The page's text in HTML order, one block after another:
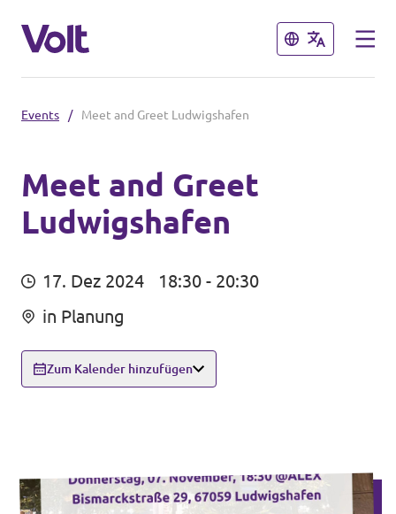
Schließen
Volt in Baden-Württemberg
Lokale Teams
Volt in Deutschland
Website
Volt in deinem Bundesland
Volt Deutschland Merchandise Shop
Schließen
Programm
Menschen
Neuigkeiten
Events / Meet and Greet Ludwigshafen
Meet and Greet
Ludwigshafen
17. Dez 2024
18:30 - 20:30
in Planung
Zum Kalender hinzufügen